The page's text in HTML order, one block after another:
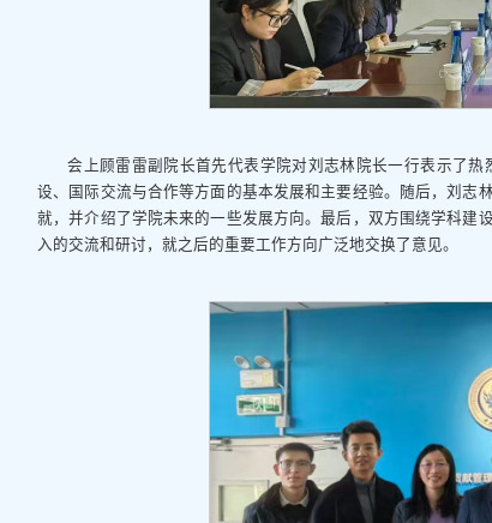
会上顾雷雷副院长首先代表学院对刘志林院长一行表示了
设、国际交流与合作等方面的基本发展和主要经验。随后，刘志
就，并介绍了学院未来的一些发展方向。最后，双方围绕学科建
入的交流和研讨，就之后的重要工作方向广泛地交换了意见。